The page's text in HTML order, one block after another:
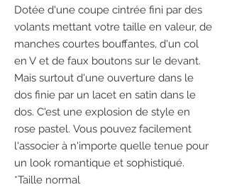
Dotée d'une coupe cintrée fini par des
volants mettant votre taille en valeur, de
manches courtes bouffantes, d'un col
en V et de faux boutons sur le devant.
Mais surtout d'une ouverture dans le
dos finie par un lacet en satin dans le
dos. C'est une explosion de style en
rose pastel. Vous pouvez facilement
l'associer à n'importe quelle tenue pour
un look romantique et sophistiqué.
*Taille normal